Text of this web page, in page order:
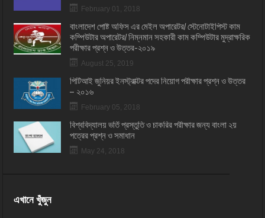
February 01, 2018
বাংলাদেশ পোষ্ট অফিস এর মেইল অপারেটর/ স্টেনোটাইপিস্ট কাম
কম্পিউটার অপারেটর/ নিম্নমান সহকারী কাম কম্পিউটার মুদ্রাক্ষরিক
পরীক্ষার প্রশ্ন ও উত্তর-২০১৯
August 25, 2019
পিটিআই জুনিয়র ইনস্ট্রাক্টর পদের নিয়োগ পরীক্ষার প্রশ্ন ও উত্তর
– ২০১৬
February 05, 2018
বিশ্ববিদ্যালয় ভর্তি প্রস্তুতি ও চাকরির পরীক্ষার জন্য বাংলা ২য়
পত্রের প্রশ্ন ও সমাধান
May 24, 2018
এখানে খুঁজুন